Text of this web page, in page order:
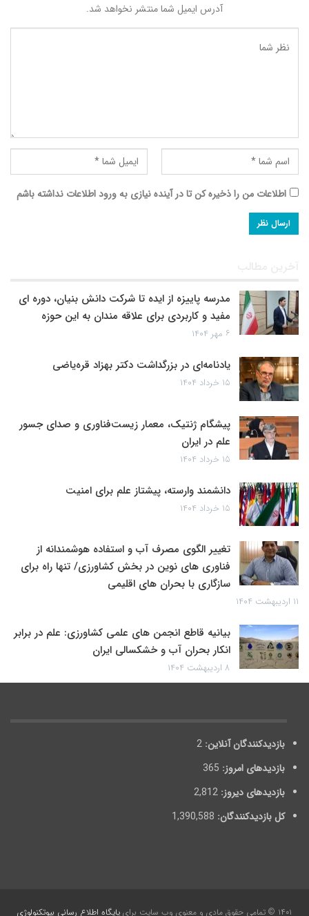
آدرس ایمیل شما منتشر نخواهد شد.
اطلاعات من را ذخیره کن تا در آینده نیازی به ورود اطلاعات نداشته باشم
آخرین مطالب
مدرسه پاییزه از ایده تا شرکت دانش بنیان، دوره ای
مفید و کاربردی برای علاقه مندان به این حوزه
۶ مهر ۱۴۰۴
یادنامه‌ای در بزرگداشت دکتر بهزاد قره‌یاضی
۱۵ خرداد ۱۴۰۴
پیشگام ژنتیک، معمار زیست‌فناوری و صدای جسور
علم در ایران
۱۵ خرداد ۱۴۰۴
دانشمند وارسته، پیشتاز علم برای امنیت
۱۵ خرداد ۱۴۰۴
تغییر الگوی مصرف آب و استفاده هوشمندانه از
فناوری های نوین در بخش کشاورزی/ تنها راه برای
سازگاری با بحران های اقلیمی
۱۱ اردیبهشت ۱۴۰۴
بیانیه قاطع انجمن های علمی کشاورزی: علم در برابر
انکار بحران آب و خشکسالی ایران
۸ اردیبهشت ۱۴۰۴
بازدیدکنندگان آنلاین: 2
بازدیدهای امروز: 365
بازدیدهای دیروز: 2,812
کل بازدیدکنند‌گان: 1,390,588
۱۴۰۱ © تمامی حقوق مادی و معنوی وب سایت برای پایگاه اطلاع رسانی بیوتکنولوژی